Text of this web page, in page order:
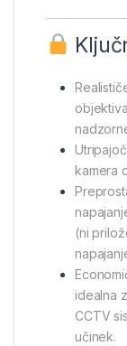
kamera
(ni
idealna
CCTV
učinek.